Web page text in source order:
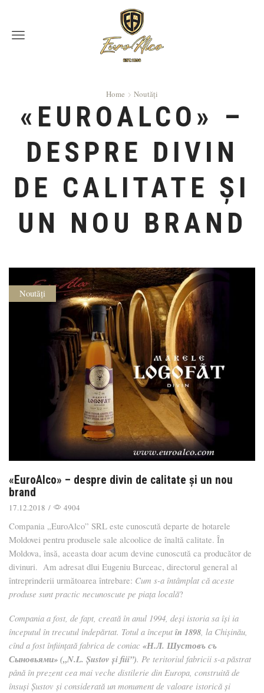
Menu
Home Noutăți
«EUROALCO» –
DESPRE DIVIN
DE CALITATE ŞI
UN NOU BRAND
Noutăți
«EuroAlco» – despre divin de calitate şi un nou
brand
17.12.2018 / 4904
Compania „EuroAlco” SRL este cunoscută departe de hotarele
Moldovei pentru produsele sale alcoolice de înaltă calitate. În
Moldova, însă, aceasta doar acum devine cunoscută ca producător de
divinuri. Am adresat dlui Eugeniu Burceac, directorul general al
întreprinderii următoarea întrebare: Cum s-a întâmplat că aceste
produse sunt practic necunoscute pe piața locală?
Compania a fost, de fapt, creată în anul 1994, deși istoria sa îşi ia
începutul în trecutul îndepărtat. Totul a început în 1898, la Chișinău,
cînd a fost înființată fabrica de coniac «Н.Л. Шустовъ съ
Сыновьями»(„N.L. Şustov şi fiii”). Pe teritoriul fabricii s-a păstrat
până în prezent cea mai veche distilerie din Europa, construită de
însuși Şustov și considerată un monument de valoare istorică și